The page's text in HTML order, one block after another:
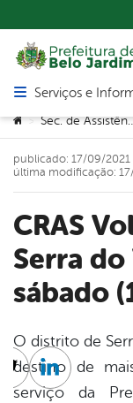
Abrir menu
Serviços e
Você está aqui:
> Sec. de
CRAS Volante chega a
Serra
sábado
publicado: 17/09/2021
última modificação:
O distrito de
destino de
serviço da
Twitter